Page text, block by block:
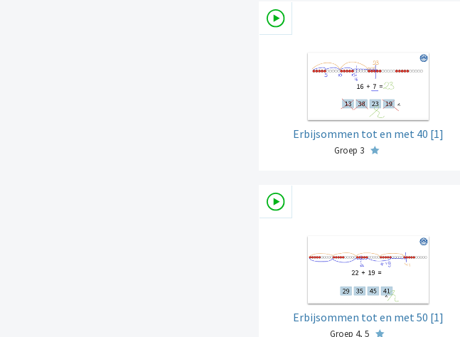
Erbijsommen tot en met 40 [1]
Groep 3
Erbijsommen tot en met 50 [1]
Groep 4, 5